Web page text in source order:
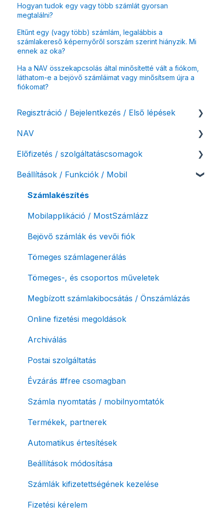
Hogyan tudok egy vagy több számlát gyorsan
megtalálni?
Eltűnt egy (vagy több) számlám, legalábbis a
számlakereső képernyőről sorszám szerint hiányzik. Mi
ennek az oka?
Ha a NAV összekapcsolás által minősítetté vált a fiókom,
láthatom-e a bejövő számláimat vagy minősítsem újra a
fiókomat?
Regisztráció / Bejelentkezés / Első lépések
Felhasználó beállításai
Számlázási fiók kezdő beállításai, első lépések
NAV
NAV online adatszolgáltatás
Adóhatósági ellenőrzés adatszolgáltatás
NAV pénztárgép feladás (PTGSZLAH)
Számlaverzum
Előfizetés / szolgáltatáscsomagok
Szolgáltatáscsomag kiválasztása
Szolgáltatáscsomag módosítása
Fiók / felhasználó törlése
Díjfizetés / díjtartozás / korlátozás
Fizetési módok
Beállítások / Funkciók / Mobil
Számlakészítés
Mobilapplikáció / MostSzámlázz
Bejövő számlák és vevői fiók
Tömeges számlagenerálás
Tömeges-, és csoportos műveletek
Megbízott számlakibocsátás / Önszámlázás
Online fizetési megoldások
Archiválás
Postai szolgáltatás
Évzárás #free csomagban
Számla nyomtatás / mobilnyomtatók
Termékek, partnerek
Automatikus értesítések
Beállítások módosítása
Számlák kifizetettségének kezelése
Fizetési kérelem